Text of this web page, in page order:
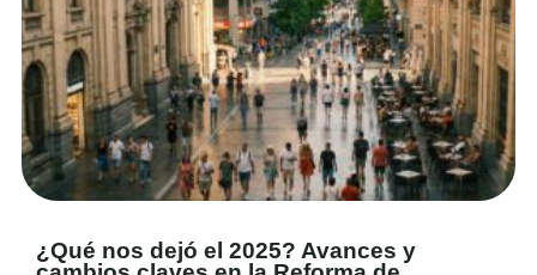
¿Qué nos dejó el 2025? Avances y